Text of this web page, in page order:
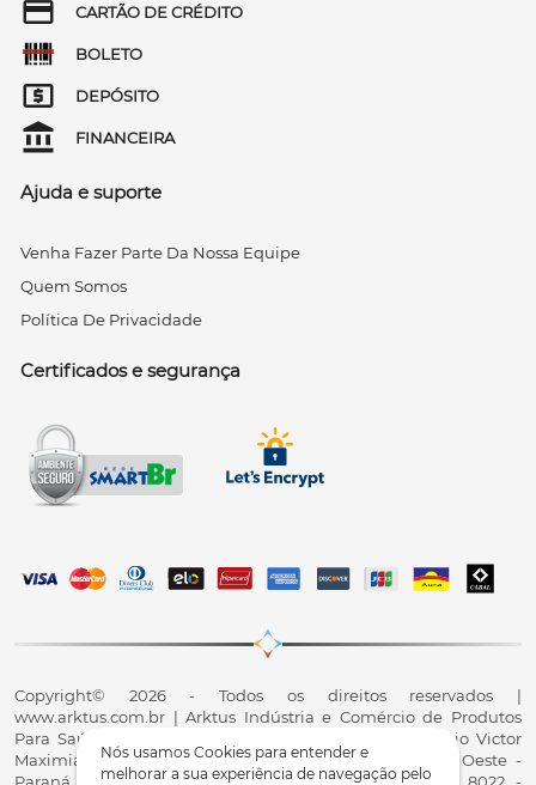
Nós usamos Cookies para entender e
melhorar a sua experiência de navegação pelo
CARTÃO DE CRÉDITO
BOLETO
DEPÓSITO
FINANCEIRA
Ajuda e suporte
Venha Fazer Parte Da Nossa Equipe
Quem Somos
Política De Privacidade
Certificados e segurança
Copyright© 2026 - Todos os direitos reservados |
www.arktus.com.br | Arktus Indústria e Comércio de Produtos
Para Saúde Ltda | CNPJ: 01.417.367/0001-78 | R. Antônio Victor
Maximiano, 107, Parque Industrial II, Santa Tereza do Oeste -